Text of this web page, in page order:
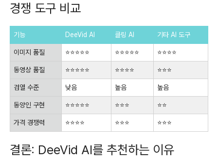
경쟁 도구 비교
기능 DeeVid AI 클링 AI 기타 AI 도구
이미지 품질 ⭐⭐⭐⭐⭐ ⭐⭐⭐⭐⭐ ⭐⭐⭐⭐
동영상 품질 ⭐⭐⭐⭐⭐ ⭐⭐⭐⭐ ⭐⭐⭐
검열 수준 낮음 높음 높음
동양인 구현 ⭐⭐⭐⭐⭐ ⭐⭐⭐ ⭐⭐
가격 경쟁력 ⭐⭐⭐⭐ ⭐⭐⭐ ⭐⭐⭐
결론: DeeVid AI를 추천하는 이유